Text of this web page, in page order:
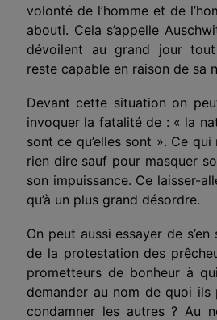
volonté de l’homme et de
abouti. Cela s’appelle
dévoilent au grand jour
reste capable en raison de sa
Devant cette situation on
invo­quer la fatalité de : « la
sont ce qu’elles sont ». Ce
rien dire sauf pour masquer
son impuissance. Ce laisser-
qu’à un plus grand désordre.
On peut aussi essayer de
de la protestation des
prometteurs de bonheur à
demander au nom de quoi
condamner les autres ? Au